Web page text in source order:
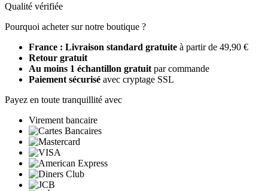
Qualité vérifiée
Pourquoi acheter sur notre boutique ?
France : Livraison standard gratuite à partir de 49,90 €
Retour gratuit
Au moins 1 échantillon gratuitpar commande
Paiement sécurisé avec cryptage SSL
Payez en toute tranquillité avec
Virement bancaire